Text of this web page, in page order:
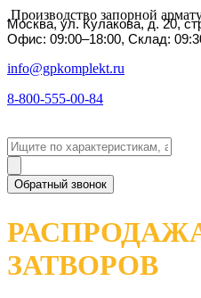
Производство запорной
Москва, ул. Кулакова, д. 20,
Офис: 09:00–18:00, Склад:
info@gpkomplekt.ru
8-800-555-00-84
Обратный звонок
ЗАТВОРОВ